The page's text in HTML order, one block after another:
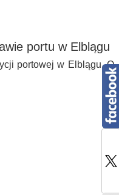
portu w Elblągu
portowej w Elblągu. O